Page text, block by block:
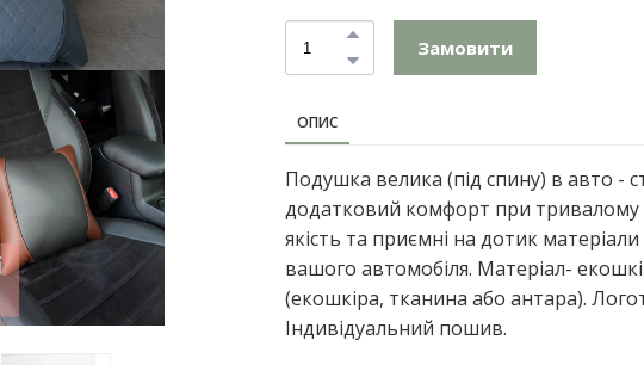
Замовити
ОПИС
Подушка велика (під спину) в авто -
додатковий комфорт при тривалому
якість та приємні на дотик
вашого автомобіля. Матеріал-
(екошкіра, тканина або антара).
Індивідуальний пошив.